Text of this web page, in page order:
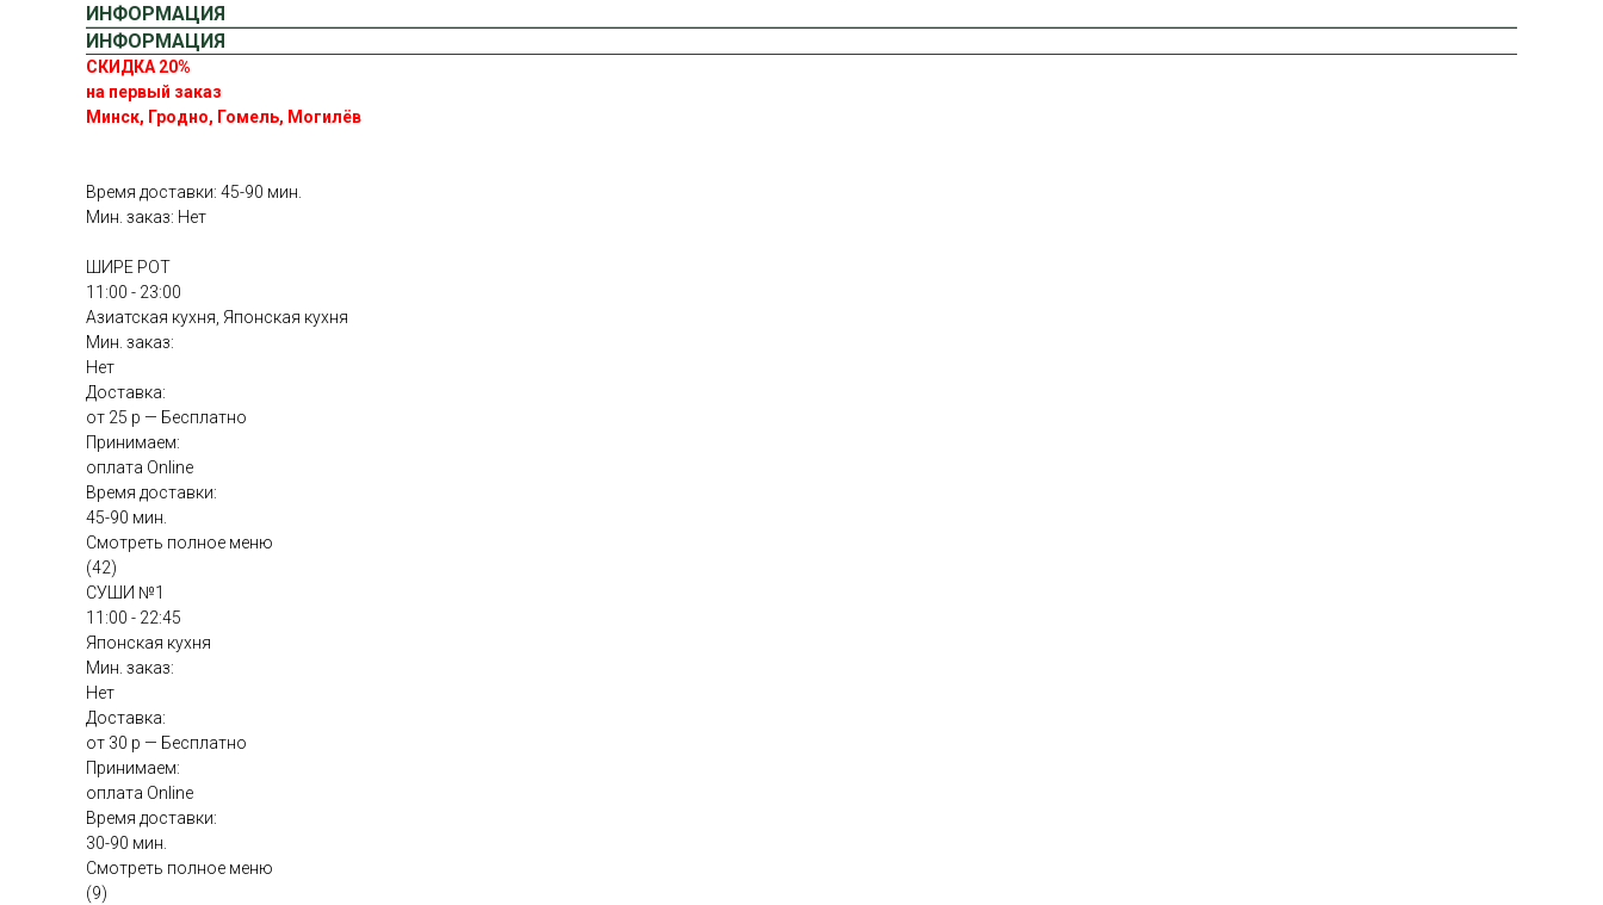
ИНФОРМАЦИЯ
ИНФОРМАЦИЯ
СКИДКА 20%
на первый заказ
Минск, Гродно, Гомель, Могилёв
Время доставки: 45-90 мин.
Мин. заказ: Нет
ШИРЕ РОТ
11:00 - 23:00
Азиатская кухня, Японская кухня
Мин. заказ:
Нет
Доставка:
от 25 р — Бесплатно
Принимаем:
оплата Online
Время доставки:
45-90 мин.
Смотреть полное меню
(42)
СУШИ №1
11:00 - 22:45
Японская кухня
Мин. заказ:
Нет
Доставка:
от 30 р — Бесплатно
Принимаем:
оплата Online
Время доставки:
30-90 мин.
Смотреть полное меню
(9)